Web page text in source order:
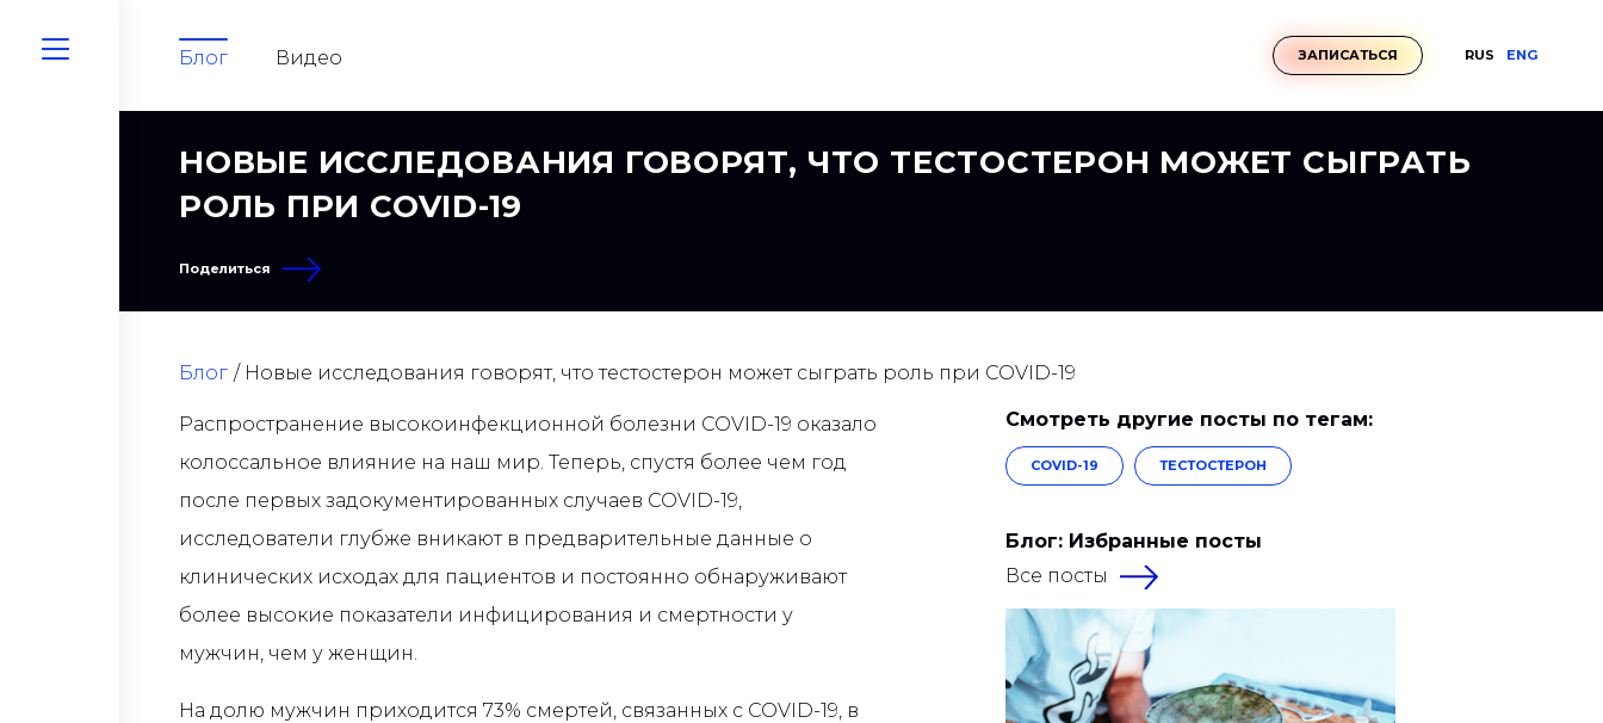
Блог Видео ЗАПИСАТЬСЯ RUS ENG
НОВЫЕ ИССЛЕДОВАНИЯ ГОВОРЯТ, ЧТО ТЕСТОСТЕРОН МОЖЕТ СЫГРАТЬ
РОЛЬ ПРИ COVID-19
Поделиться
Блог Новые исследования говорят, что тестостерон может сыграть роль при COVID-19
Распространение высокоинфекционной болезни COVID-19 оказало
колоссальное влияние на наш мир. Теперь, спустя более чем год
после первых задокументированных случаев COVID-19,
исследователи глубже вникают в предварительные данные о
клинических исходах для пациентов и постоянно обнаруживают
более высокие показатели инфицирования и смертности у
мужчин, чем у женщин.
На долю мужчин приходится 73% смертей, связанных с COVID-19, в
Смотреть другие посты по тегам:
COVID-19 ТЕСТОСТЕРОН
Блог: Избранные посты
Все посты